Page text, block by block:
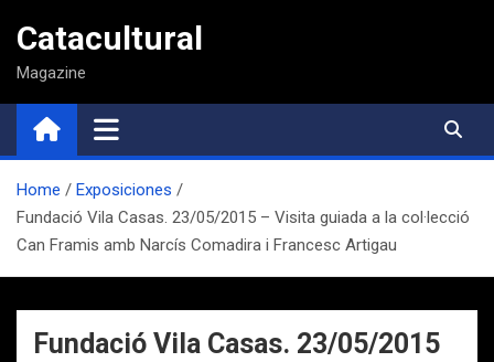
contenido
Catacultural
Magazine
Home
Exposiciones
Fundació Vila Casas. 23/05/2015 – Visita guiada a la col·lecció
Can Framis amb Narcís Comadira i Francesc Artigau
Fundació Vila Casas. 23/05/2015